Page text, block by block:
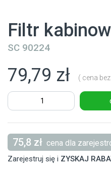
Filtr
SC 90224
79,79 zł ( cena bez
75,8 zł cena dla
Zarejestruj się i ZYSKAJ